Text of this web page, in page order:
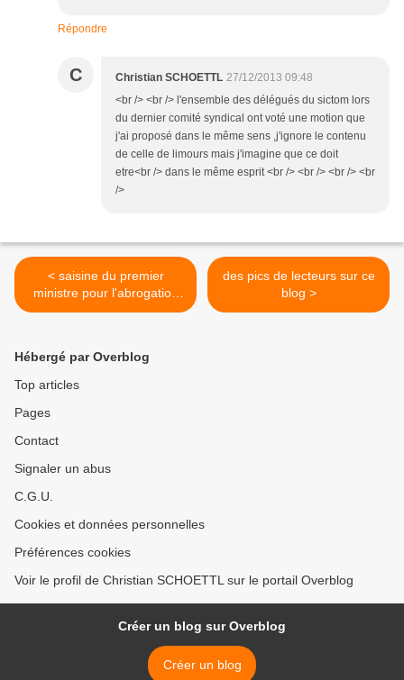
Répondre
C Christian SCHOETTL 27/12/2013 09:48
<br /> <br /> l'ensemble des délégués du sictom lors
du dernier comité syndical ont voté une motion que
j'ai proposé dans le même sens ,j'ignore le contenu
de celle de limours mais j'imagine que ce doit
etre<br /> dans le même esprit <br /> <br /> <br /> <br
/>
< saisine du premier
ministre pour l'abrogation
du decret sur les rythmes
des pics de lecteurs sur ce
blog >
Hébergé par Overblog
Top articles
Pages
Contact
Signaler un abus
C.G.U.
Cookies et données personnelles
Préférences cookies
Voir le profil de Christian SCHOETTL sur le portail Overblog
Créer un blog sur Overblog
Créer un blog